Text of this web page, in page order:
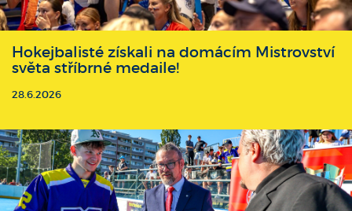
Hokejbalisté získali na domácím Mistrovství
světa stříbrné medaile!
28.6.2026